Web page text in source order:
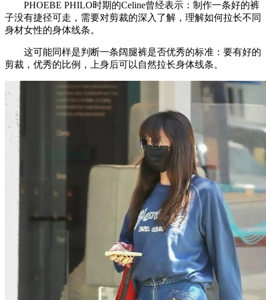
PHOEBE PHILO时期的Celine曾经表示：制作一条好的裤
子没有捷径可走，需要对剪裁的深入了解，理解如何拉长不同
身材女性的身体线条。
这可能同样是判断一条阔腿裤是否优秀的标准：要有好的
剪裁，优秀的比例，上身后可以自然拉长身体线条。